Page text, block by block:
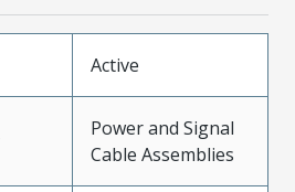
Active
Power and Signal
Cable Assemblies